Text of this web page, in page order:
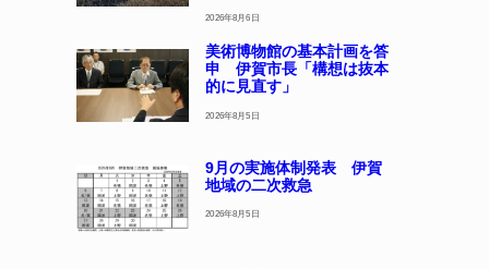
2026年8月6日
美術博物館の基本計画を答
申 伊賀市長「構想は抜本
的に見直す」
2026年8月5日
9月の実施体制発表 伊賀
地域の二次救急
2026年8月5日